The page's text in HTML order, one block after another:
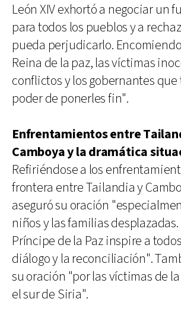
León XIV exhortó a negociar un
para todos los pueblos y a
pueda perjudicarlo.
Reina de la paz, las víctimas
conflictos y los gobernantes
poder de ponerles fin".
Enfrentamientos entre
Camboya y la dramática
Refiriéndose a los
frontera entre Tailandia y
aseguró su oración
niños y las familias desplazadas.
Príncipe de la Paz inspire a
diálogo y la reconciliación".
su oración "por las víctimas de
el sur de Siria".